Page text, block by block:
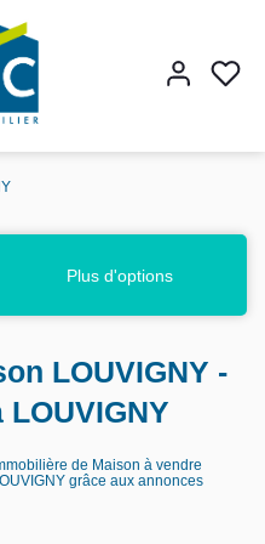
Plus d'options
LOUVIGNY -
de Maison à vendre
grâce aux annonces